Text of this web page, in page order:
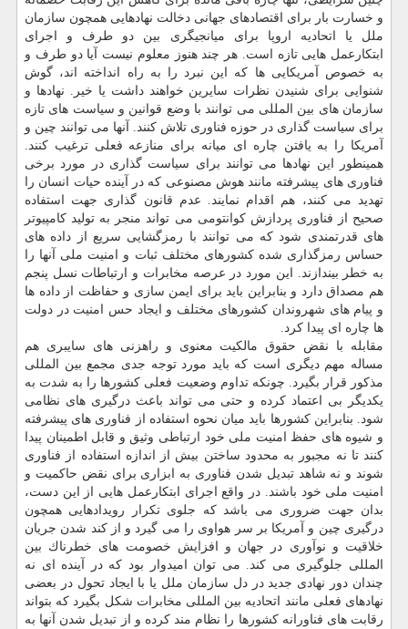
و خسارت بار برای اقتصادهای جهانی دخالت نهادهایی همچون سازمان
ملل یا اتحادیه اروپا برای میانجیگری بین دو طرف و اجرای
ابتكارعمل هایی تازه است. هر چند هنوز معلوم نیست آیا دو طرف و
به خصوص آمریكایی ها كه این نبرد را به راه انداخته اند، گوش
شنوایی برای شنیدن نظرات سایرین خواهند داشت یا خیر. نهادها و
سازمان های بین المللی می توانند با وضع قوانین و سیاست های تازه
برای سیاست گذاری در حوزه فناوری تلاش كنند. آنها می توانند چین و
آمریكا را به یافتن چاره ای میانه برای منازعه فعلی ترغیب كنند.
همینطور این نهادها می توانند برای سیاست گذاری در مورد برخی
فناوری های پیشرفته مانند هوش مصنوعی كه در آینده حیات انسان را
تهدید می كنند، هم اقدام نمایند. عدم قانون گذاری جهت استفاده
صحیح از فناوری پردازش كوانتومی می تواند منجر به تولید كامپیوتر
های قدرتمندی شود كه می توانند با رمزگشایی سریع از داده های
حساس رمزگذاری شده كشورهای مختلف ثبات و امنیت ملی آنها را
به خطر بیندازند. این مورد در عرصه مخابرات و ارتباطات نسل پنجم
هم مصداق دارد و بنابراین باید برای ایمن سازی و حفاظت از داده ها
و پیام های شهروندان كشورهای مختلف و ایجاد حس امنیت در دولت
ها چاره ای پیدا كرد.
مقابله با نقض حقوق مالكیت معنوی و راهزنی های سایبری هم
مساله مهم دیگری است كه باید مورد توجه جدی مجمع بین المللی
مذكور قرار بگیرد. چونكه تداوم وضعیت فعلی كشورها را به شدت به
یكدیگر بی اعتماد كرده و حتی می تواند باعث درگیری های نظامی
شود. بنابراین كشورها باید میان نحوه استفاده از فناوری های پیشرفته
و شیوه های حفظ امنیت ملی خود ارتباطی وثیق و قابل اطمینان پیدا
كنند تا نه مجبور به محدود ساختن بیش از اندازه استفاده از فناوری
شوند و نه شاهد تبدیل شدن فناوری به ابزاری برای نقض حاكمیت و
امنیت ملی خود باشند. در واقع اجرای ابتكارعمل هایی از این دست،
بدان جهت ضروری می باشد كه جلوی تكرار رویدادهایی همچون
درگیری چین و آمریكا بر سر هواوی را می گیرد و از كند شدن جریان
خلاقیت و نوآوری در جهان و افزایش خصومت های خطرناك بین
المللی جلوگیری می كند. می توان امیدوار بود كه در آینده ای نه
چندان دور نهادی جدید در دل سازمان ملل یا با ایجاد تحول در بعضی
نهادهای فعلی مانند اتحادیه بین المللی مخابرات شكل بگیرد كه بتواند
رقابت های فناورانه كشورها را نظام مند كرده و از تبدیل شدن آنها به